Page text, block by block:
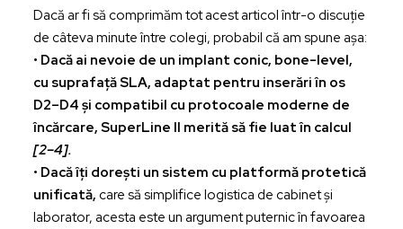
Dacă ar fi să comprimăm tot acest articol într-o discuție
de câteva minute între colegi, probabil că am spune așa:
• Dacă ai nevoie de un implant conic, bone-level,
cu suprafață SLA, adaptat pentru inserări în os
D2–D4 și compatibil cu protocoale moderne de
încărcare, SuperLine II merită să fie luat în calcul
[2–4].
• Dacă îți dorești un sistem cu platformă protetică
unificată, care să simplifice logistica de cabinet și
laborator, acesta este un argument puternic în favoarea